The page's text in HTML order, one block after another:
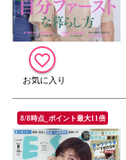
8/8時点_ポイント最大11倍